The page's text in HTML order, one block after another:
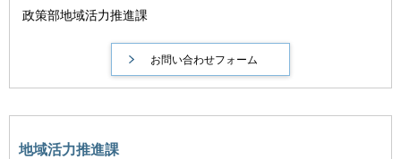
政策部地域活力推進課
地域活力推進課